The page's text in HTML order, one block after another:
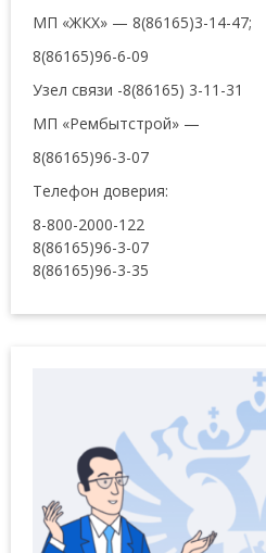
МП «ЖКХ» — 8(86165)3-14-47;
8(86165)96-6-09
Узел связи -8(86165) 3-11-31
МП «Рембытстрой» —
8(86165)96-3-07
Телефон доверия:
8-800-2000-122
8(86165)96-3-07
8(86165)96-3-35